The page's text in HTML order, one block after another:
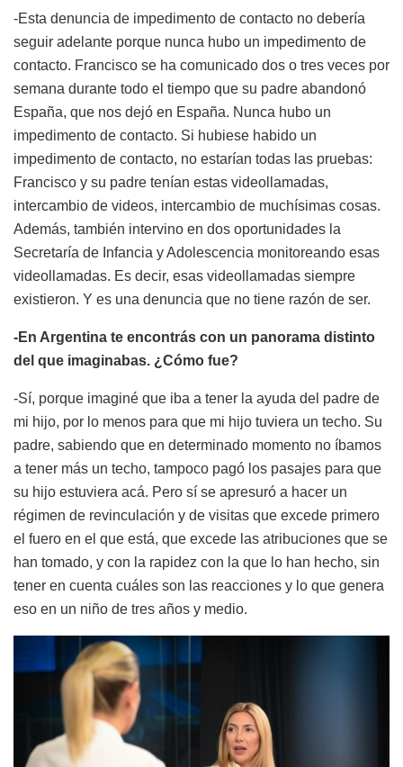
-Esta denuncia de impedimento de contacto no debería
seguir adelante porque nunca hubo un impedimento de
contacto. Francisco se ha comunicado dos o tres veces por
semana durante todo el tiempo que su padre abandonó
España, que nos dejó en España. Nunca hubo un
impedimento de contacto. Si hubiese habido un
impedimento de contacto, no estarían todas las pruebas:
Francisco y su padre tenían estas videollamadas,
intercambio de videos, intercambio de muchísimas cosas.
Además, también intervino en dos oportunidades la
Secretaría de Infancia y Adolescencia monitoreando esas
videollamadas. Es decir, esas videollamadas siempre
existieron. Y es una denuncia que no tiene razón de ser.
-En Argentina te encontrás con un panorama distinto
del que imaginabas. ¿Cómo fue?
-Sí, porque imaginé que iba a tener la ayuda del padre de
mi hijo, por lo menos para que mi hijo tuviera un techo. Su
padre, sabiendo que en determinado momento no íbamos
a tener más un techo, tampoco pagó los pasajes para que
su hijo estuviera acá. Pero sí se apresuró a hacer un
régimen de revinculación y de visitas que excede primero
el fuero en el que está, que excede las atribuciones que se
han tomado, y con la rapidez con la que lo han hecho, sin
tener en cuenta cuáles son las reacciones y lo que genera
eso en un niño de tres años y medio.